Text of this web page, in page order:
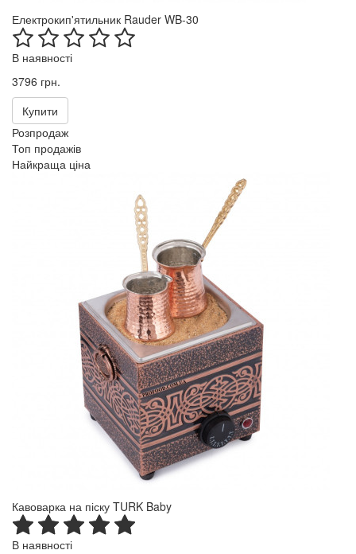
Електрокип'ятильник Rauder WB-30
В наявності
3796 грн.
Купити
Розпродаж
Топ продажів
Найкраща ціна
Кавоварка на піску TURK Baby
В наявності